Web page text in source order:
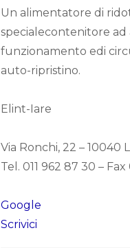
Un alimentatore di
specialecontenitore ad
funzionamento edi
auto-ripristino.
Elint-Iare
Via Ronchi, 22 – 10040
Tel. 011 962 87 30 – Fax
Google
Scrivici